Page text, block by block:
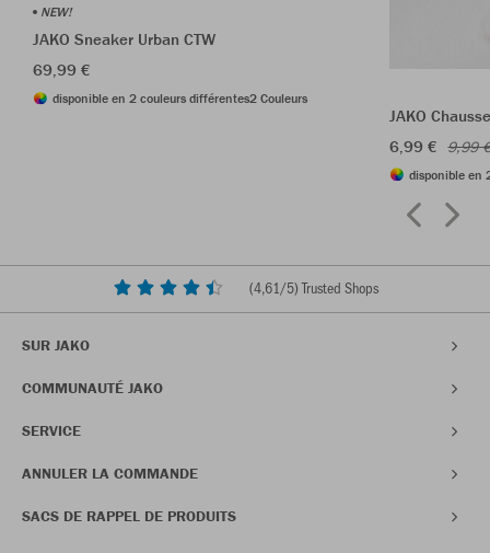
NEW!
JAKO Sneaker Urban CTW
69,99 €
disponible en 2 couleurs différentes2 Couleurs
JAKO
6,99 € 9,99
disponible en
(4,61/5) Trusted Shops
SUR JAKO
COMMUNAUTÉ JAKO
SERVICE
ANNULER LA COMMANDE
SACS DE RAPPEL DE PRODUITS